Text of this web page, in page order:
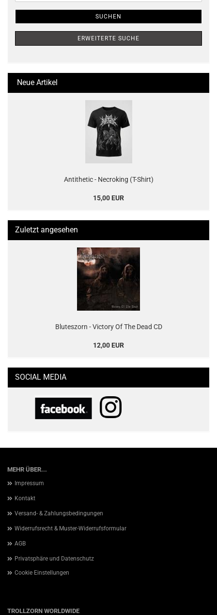
SUCHEN
ERWEITERTE SUCHE
Neue Artikel
Antithetic - Necroking (T-Shirt)
15,00 EUR
Zuletzt angesehen
Bluteszorn - Victory Of The Dead CD
12,00 EUR
SOCIAL MEDIA
MEHR ÜBER...
Impressum
Kontakt
Versand- & Zahlungsbedingungen
Widerrufsrecht & Muster-Widerrufsformular
AGB
Privatsphäre und Datenschutz
Cookie Einstellungen
TROLLZORN WORLDWIDE